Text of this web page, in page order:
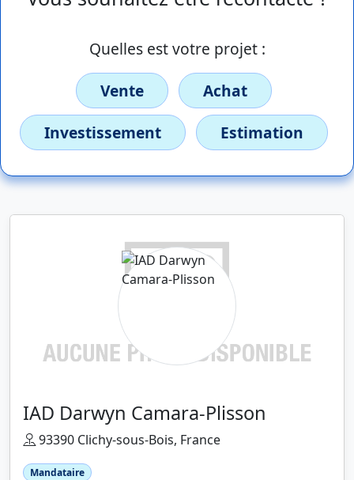
Quelles est votre projet :
Vente
Achat
Investissement
Estimation
IAD Darwyn Camara-Plisson
93390 Clichy-sous-Bois, France
Mandataire